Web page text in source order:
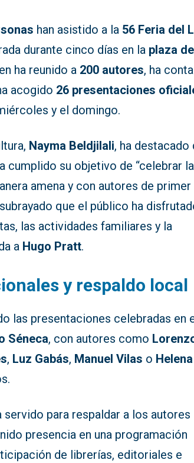
han asistido a la 56 Feria del
durante cinco días en la plaza de
ha reunido a 200 autores, ha
acogido 26 presentaciones
y el domingo.
Nayma Beldjilali, ha destacado
cumplido su objetivo de “celebrar la
amena y con autores de primer
que el público ha
las actividades familiares y la
a Hugo Pratt.
y respaldo local
las presentaciones celebradas en
Séneca, con autores como
, Luz Gabás, Manuel Vilas o Helena
servido para respaldar a los autores
presencia en una programación
de librerías, editoriales e